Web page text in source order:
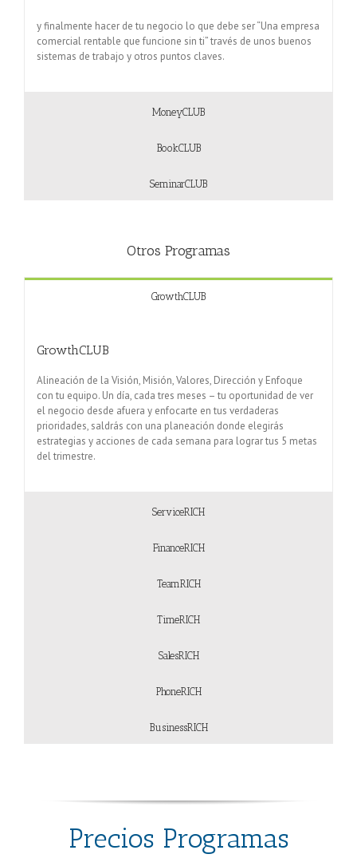
y finalmente hacer de tu negocio lo que debe ser “Una empresa
comercial rentable que funcione sin ti” través de unos buenos
sistemas de trabajo y otros puntos claves.
MoneyCLUB
BookCLUB
SeminarCLUB
Otros Programas
GrowthCLUB
GrowthCLUB
Alineación de la Visión, Misión, Valores, Dirección y Enfoque
con tu equipo. Un día, cada tres meses – tu oportunidad de ver
el negocio desde afuera y enfocarte en tus verdaderas
prioridades, saldrás con una planeación donde elegirás
estrategias y acciones de cada semana para lograr tus 5 metas
del trimestre.
ServiceRICH
FinanceRICH
TeamRICH
TimeRICH
SalesRICH
PhoneRICH
BusinessRICH
Precios Programas